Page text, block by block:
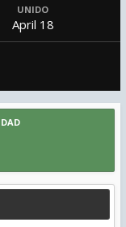
UNIDO
April 18